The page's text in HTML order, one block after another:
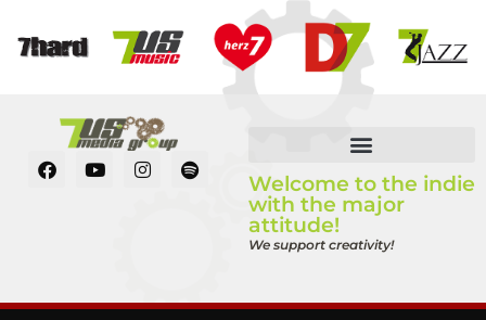
Welcome to the indie
with the major
attitude!
We support creativity!